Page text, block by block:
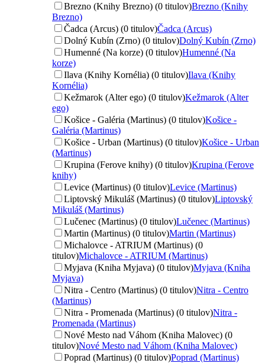
Brezno (Knihy Brezno) (0 titulov)Brezno (Knihy
Brezno)
Čadca (Arcus) (0 titulov)Čadca (Arcus)
Dolný Kubín (Zrno) (0 titulov)Dolný Kubín (Zrno)
Humenné (Na korze) (0 titulov)Humenné (Na
korze)
Ilava (Knihy Kornélia) (0 titulov)Ilava (Knihy
Kornélia)
Kežmarok (Alter ego) (0 titulov)Kežmarok (Alter
ego)
Košice - Galéria (Martinus) (0 titulov)Košice -
Galéria (Martinus)
Košice - Urban (Martinus) (0 titulov)Košice - Urban
(Martinus)
Krupina (Ferove knihy) (0 titulov)Krupina (Ferove
knihy)
Levice (Martinus) (0 titulov)Levice (Martinus)
Liptovský Mikuláš (Martinus) (0 titulov)Liptovský
Mikuláš (Martinus)
Lučenec (Martinus) (0 titulov)Lučenec (Martinus)
Martin (Martinus) (0 titulov)Martin (Martinus)
Michalovce - ATRIUM (Martinus) (0
titulov)Michalovce - ATRIUM (Martinus)
Myjava (Kniha Myjava) (0 titulov)Myjava (Kniha
Myjava)
Nitra - Centro (Martinus) (0 titulov)Nitra - Centro
(Martinus)
Nitra - Promenada (Martinus) (0 titulov)Nitra -
Promenada (Martinus)
Nové Mesto nad Váhom (Kniha Malovec) (0
titulov)Nové Mesto nad Váhom (Kniha Malovec)
Poprad (Martinus) (0 titulov)Poprad (Martinus)